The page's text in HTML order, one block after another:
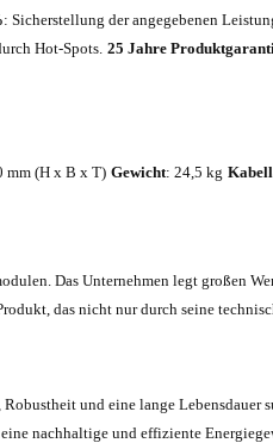
: Sicherstellung der angegebenen
Hot-Spots. 25 Jahre
mm (H x B x T) Gewicht: 24,5 kg
Das Unternehmen legt großen
das nicht nur durch seine
und eine lange Lebensdauer
nachhaltige und effiziente